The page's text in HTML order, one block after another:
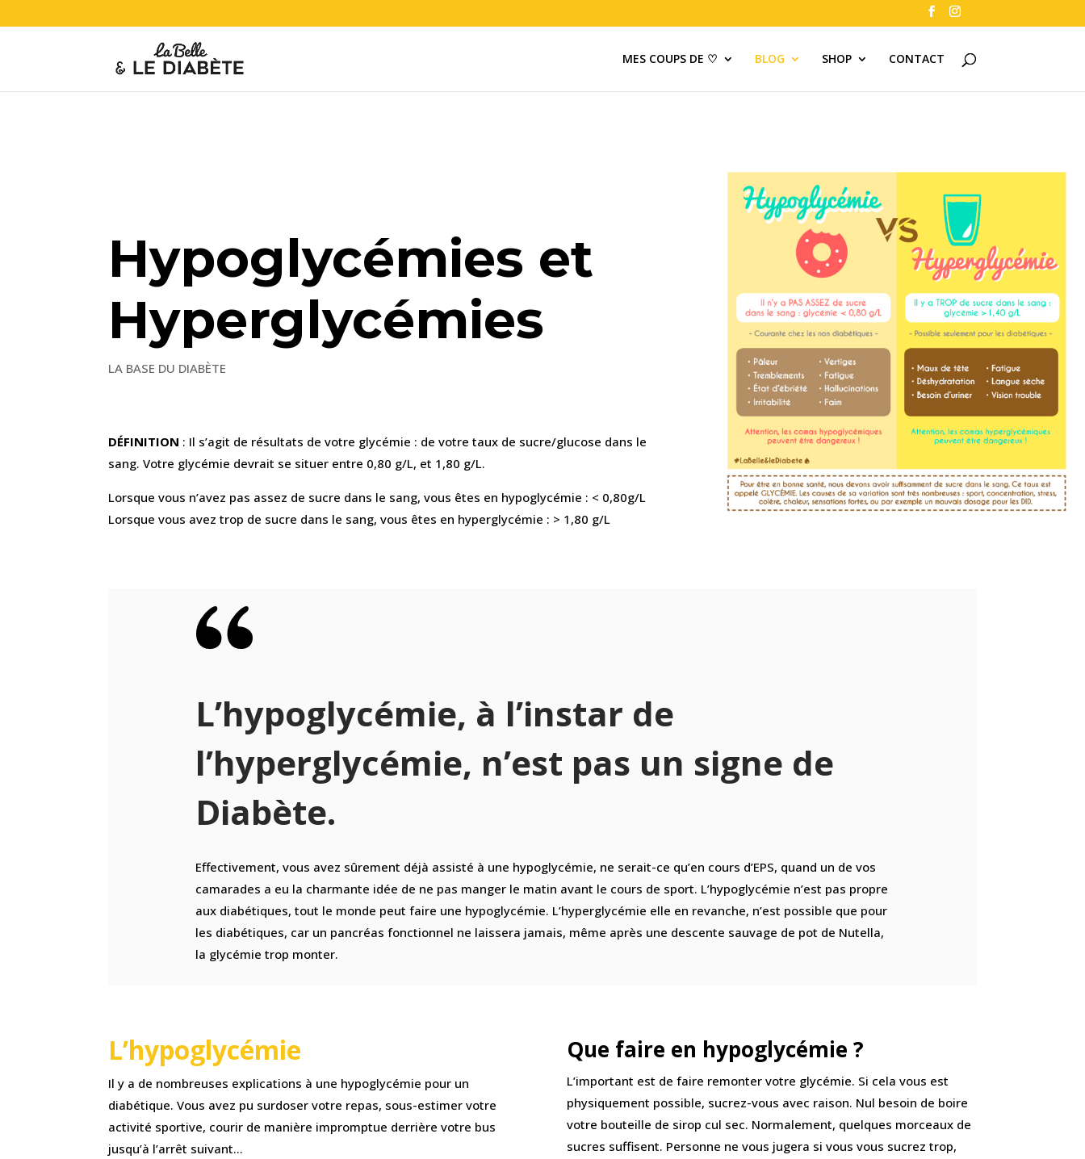
MES COUPS DE ♡ BLOG SHOP CONTACT
Hypoglycémies et
Hyperglycémies
LA BASE DU DIABÈTE
DÉFINITION : Il s’agit de résultats de votre glycémie : de votre taux de sucre/glucose dans le
sang. Votre glycémie devrait se situer entre 0,80 g/L, et 1,80 g/L.
Lorsque vous n’avez pas assez de sucre dans le sang, vous êtes en hypoglycémie : < 0,80g/L
Lorsque vous avez trop de sucre dans le sang, vous êtes en hyperglycémie : > 1,80 g/L
L’hypoglycémie, à l’instar de
l’hyperglycémie, n’est pas un signe de
Diabète.
Effectivement, vous avez sûrement déjà assisté à une hypoglycémie, ne serait-ce qu’en cours d’EPS, quand un de vos
camarades a eu la charmante idée de ne pas manger le matin avant le cours de sport. L’hypoglycémie n’est pas propre
aux diabétiques, tout le monde peut faire une hypoglycémie. L’hyperglycémie elle en revanche, n’est possible que pour
les diabétiques, car un pancréas fonctionnel ne laissera jamais, même après une descente sauvage de pot de Nutella,
la glycémie trop monter.
L’hypoglycémie
Il y a de nombreuses explications à une hypoglycémie pour un
diabétique. Vous avez pu surdoser votre repas, sous-estimer votre
activité sportive, courir de manière impromptue derrière votre bus
jusqu’à l’arrêt suivant…
Que faire en hypoglycémie ?
L’important est de faire remonter votre glycémie. Si cela vous est
physiquement possible, sucrez-vous avec raison. Nul besoin de boire
votre bouteille de sirop cul sec. Normalement, quelques morceaux de
sucres suffisent. Personne ne vous jugera si vous vous sucrez trop,